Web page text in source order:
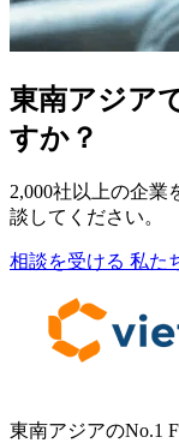
東南アジア
すか？
2,000社以上の企業
談してください。
相談を受ける 私た
東南アジアのNo.1